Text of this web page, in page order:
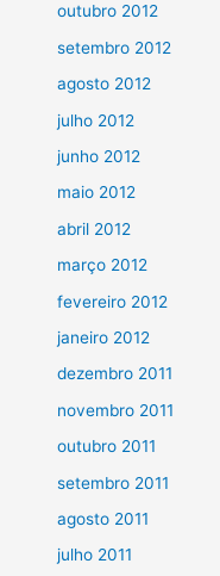
outubro 2012
setembro 2012
agosto 2012
julho 2012
junho 2012
maio 2012
abril 2012
março 2012
fevereiro 2012
janeiro 2012
dezembro 2011
novembro 2011
outubro 2011
setembro 2011
agosto 2011
julho 2011